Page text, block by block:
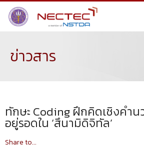
ข่าวสาร
ทักษะ Coding ฝึกคิดเชิงคำ
อยู่รอดใน ‘สึนามิดิจิทัล’
Share to...